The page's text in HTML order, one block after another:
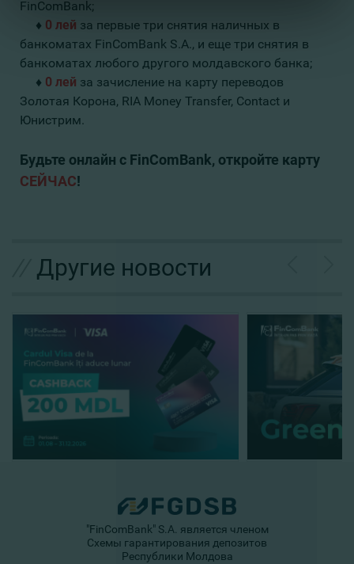
FinComBank;
♦ 0 лей за первые три снятия наличных в
банкоматах FinComBank S.A., и еще три снятия в
банкоматах любого другого молдавского банка;
♦ 0 лей за зачисление на карту переводов
Золотая Корона, RIA Money Transfer, Contact и
Юнистрим.
Будьте онлайн с FinComBank, откройте карту
СЕЙЧАС!
Другие новости
"FinComBank" S.A. является членом
Схемы гарантирования депозитов
Республики Молдова